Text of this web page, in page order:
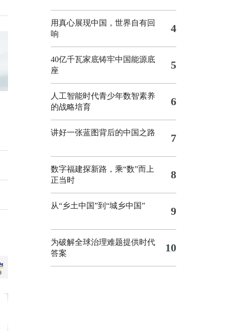
用真心展现中国，世界自有回
响
4
40亿千瓦家底铸牢中国能源底
座
5
人工智能时代青少年数智素养
的战略培育
6
讲好一张蓝图背后的中国之路 7
数字福建探新路，乘“数”而上
正当时
8
从“乡土中国”到“城乡中国” 9
为破解全球治理难题提供时代
答案
10